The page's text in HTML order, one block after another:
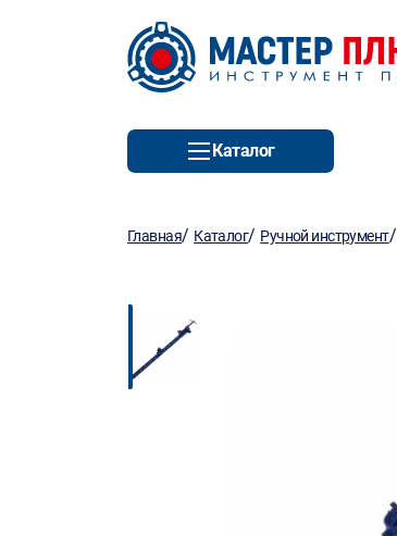
Каталог
Главная/ Каталог/ Ручной инструмент/